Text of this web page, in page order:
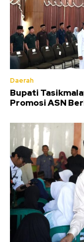
Daerah
Bupati
Promosi ASN